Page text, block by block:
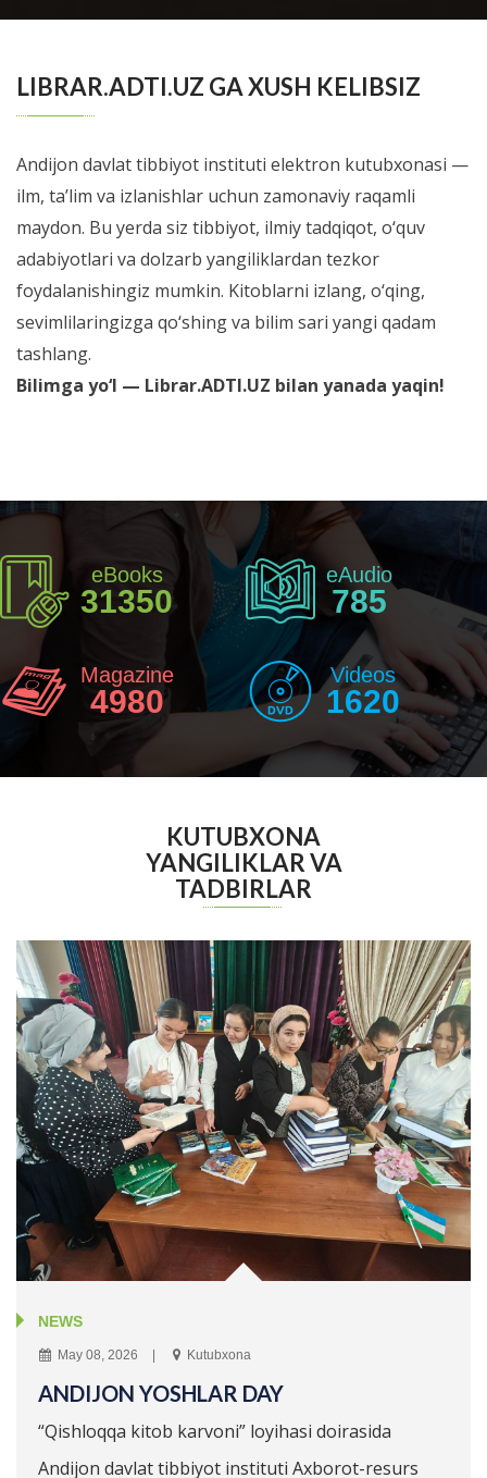
guidelin...
LIBRAR.ADTI.UZ GA XUSH KELIBSIZ
Andijon davlat tibbiyot instituti elektron kutubxonasi —
ilm, ta’lim va izlanishlar uchun zamonaviy raqamli
maydon. Bu yerda siz tibbiyot, ilmiy tadqiqot, o‘quv
adabiyotlari va dolzarb yangiliklardan tezkor
foydalanishingiz mumkin. Kitoblarni izlang, o‘qing,
sevimlilaringizga qo‘shing va bilim sari yangi qadam
tashlang.
Bilimga yo‘l — Librar.ADTI.UZ bilan yanada yaqin!
eBooks
31350
eAudio
785
Magazine
4980
Videos
1620
KUTUBXONA
YANGILIKLAR VA
TADBIRLAR
NEWS
May 08, 2026 Kutubxona
ANDIJON YOSHLAR DAY
“Qishloqqa kitob karvoni” loyihasi doirasida
Andijon davlat tibbiyot instituti Axborot-resurs